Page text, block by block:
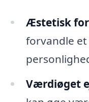
Æstetisk
forvandle
Værdiøget